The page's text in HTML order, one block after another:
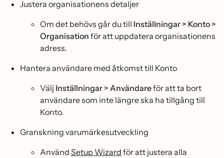
Justera organisationens detaljer
Om det behövs går du till Inställningar > Konto >
Organisation för att uppdatera organisationens
adress.
Hantera användare med åtkomst till Konto
Välj Inställningar > Användareför att ta bort
användare som inte längre ska ha tillgång till
Konto.
Granskning varumärkesutveckling
Använd Setup Wizard för att justera alla